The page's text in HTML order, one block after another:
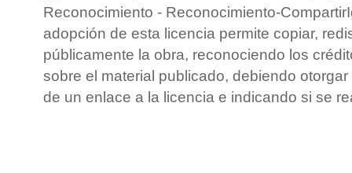
Reconocimiento - Reconocimiento-
adopción de esta licencia permite copiar,
públicamente la obra, reconociendo los
sobre el material publicado, debiendo
de un enlace a la licencia e indicando si se